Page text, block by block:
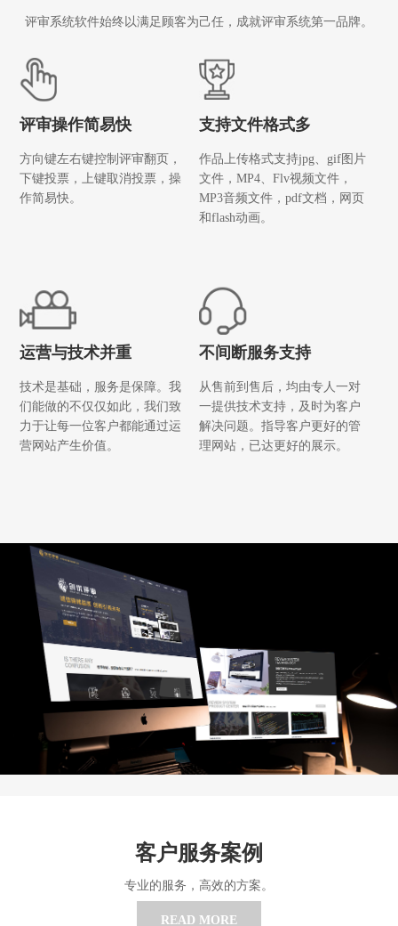
评审系统软件始终以满足顾客为己任，成就评审系统第一品牌。
评审操作简易快
方向键左右键控制评审翻页，
下键投票，上键取消投票，操
作简易快。
支持文件格式多
作品上传格式支持jpg、gif图片
文件，MP4、Flv视频文件，
MP3音频文件，pdf文档，网页
和flash动画。
运营与技术并重
技术是基础，服务是保障。我
们能做的不仅仅如此，我们致
力于让每一位客户都能通过运
营网站产生价值。
不间断服务支持
从售前到售后，均由专人一对
一提供技术支持，及时为客户
解决问题。指导客户更好的管
理网站，已达更好的展示。
客户服务案例
专业的服务，高效的方案。
READ MORE